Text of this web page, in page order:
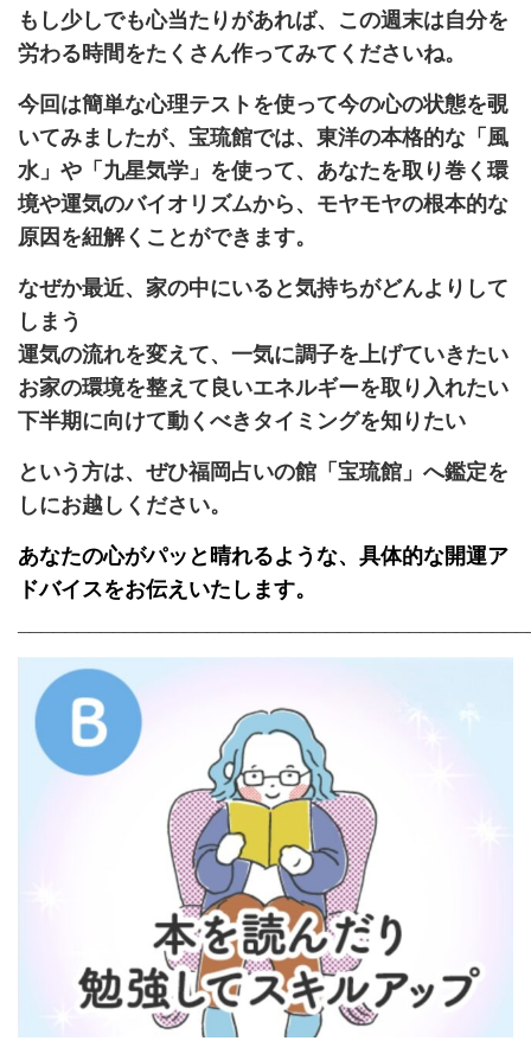
もし少しでも心当たりがあれば、この週末は自分を
労わる時間をたくさん作ってみてくださいね。
今回は簡単な心理テストを使って今の心の状態を覗
いてみましたが、宝琉館では、東洋の本格的な「風
水」や「九星気学」を使って、あなたを取り巻く環
境や運気のバイオリズムから、モヤモヤの根本的な
原因を紐解くことができます。
なぜか最近、家の中にいると気持ちがどんよりして
しまう
運気の流れを変えて、一気に調子を上げていきたい
お家の環境を整えて良いエネルギーを取り入れたい
下半期に向けて動くべきタイミングを知りたい
という方は、ぜひ福岡占いの館「宝琉館」へ鑑定を
しにお越しください。
あなたの心がパッと晴れるような、具体的な開運ア
ドバイスをお伝えいたします。